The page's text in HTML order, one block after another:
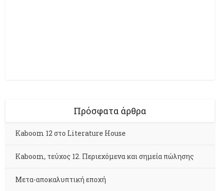
Πρόσφατα άρθρα
Kaboom 12 στο Literature House
Kaboom, τεύχος 12. Περιεχόμενα και σημεία πώλησης
Μετα-αποκαλυπτική εποχή